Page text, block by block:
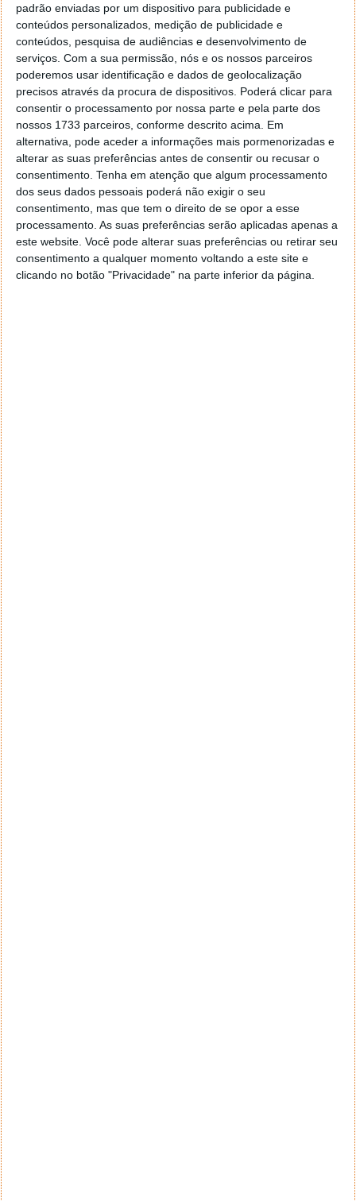
padrão enviadas por um dispositivo para publicidade e
conteúdos personalizados, medição de publicidade e
conteúdos, pesquisa de audiências e desenvolvimento de
serviços. Com a sua permissão, nós e os nossos parceiros
poderemos usar identificação e dados de geolocalização
precisos através da procura de dispositivos. Poderá clicar para
consentir o processamento por nossa parte e pela parte dos
nossos 1733 parceiros, conforme descrito acima. Em
alternativa, pode aceder a informações mais pormenorizadas e
alterar as suas preferências antes de consentir ou recusar o
consentimento. Tenha em atenção que algum processamento
dos seus dados pessoais poderá não exigir o seu
consentimento, mas que tem o direito de se opor a esse
processamento. As suas preferências serão aplicadas apenas a
este website. Você pode alterar suas preferências ou retirar seu
consentimento a qualquer momento voltando a este site e
clicando no botão "Privacidade" na parte inferior da página.